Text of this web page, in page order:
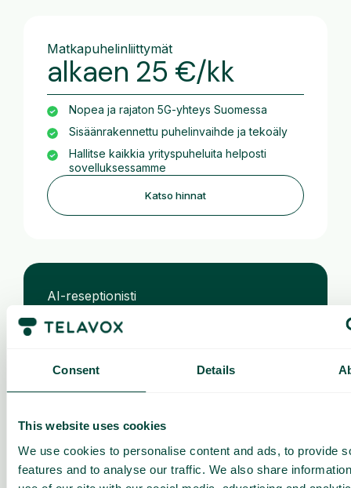
Consent Details
This website uses cookies
We use cookies to personalise content and ads, to provide
features and to analyse our traffic. We also share
Matkapuhelinliittymät
alkaen 25 €/kk
Nopea ja rajaton 5G-yhteys Suomessa
Sisäänrakennettu puhelinvaihde ja tekoäly
Hallitse kaikkia yrityspuheluita helposti
sovelluksessamme
Katso hinnat
AI-reseptionisti
alkaen 99 €/kk
puolesta
Vapauttaa aikaa sinulle ja tiimillesi
ja aina saatavilla
Katso hinnat